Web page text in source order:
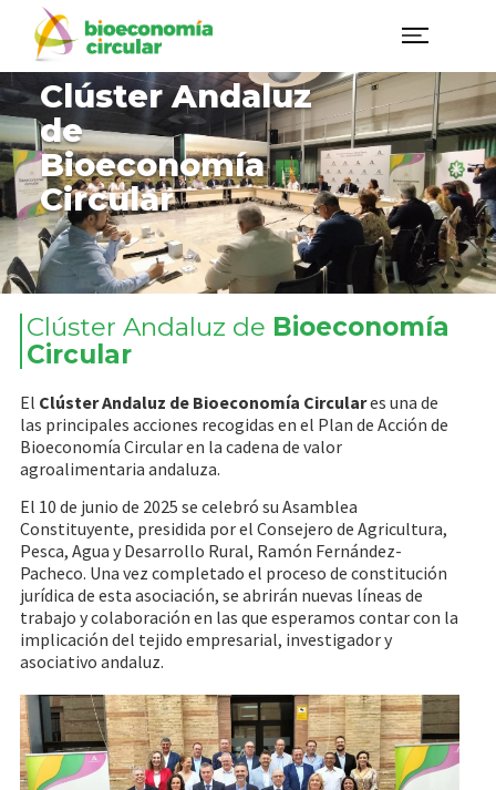
Clúster Andaluz
de
Bioeconomía
Circular​
Clúster Andaluz de Bioeconomía
Circular
El Clúster Andaluz de Bioeconomía Circulares una de
las principales acciones recogidas en el Plan de Acción de
Bioeconomía Circular en la cadena de valor
agroalimentaria andaluza.
El 10 de junio de 2025 se celebró su Asamblea
Constituyente, presidida por el Consejero de Agricultura,
Pesca, Agua y Desarrollo Rural, Ramón Fernández-
Pacheco. Una vez completado el proceso de constitución
jurídica de esta asociación, se abrirán nuevas líneas de
trabajo y colaboración en las que esperamos contar con la
implicación del tejido empresarial, investigador y
asociativo andaluz.